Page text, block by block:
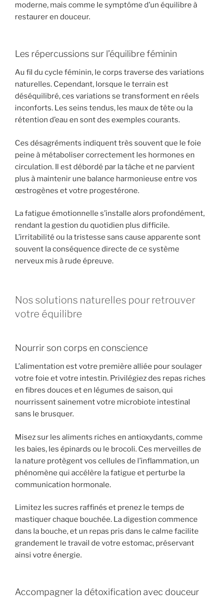
moderne, mais comme le symptôme d’un équilibre à
restaurer en douceur.
Les répercussions sur l’équilibre féminin
Au fil du cycle féminin, le corps traverse des variations
naturelles. Cependant, lorsque le terrain est
déséquilibré, ces variations se transforment en réels
inconforts. Les seins tendus, les maux de tête ou la
rétention d’eau en sont des exemples courants.
Ces désagréments indiquent très souvent que le foie
peine à métaboliser correctement les hormones en
circulation. Il est débordé par la tâche et ne parvient
plus à maintenir une balance harmonieuse entre vos
œstrogènes et votre progestérone.
La fatigue émotionnelle s’installe alors profondément,
rendant la gestion du quotidien plus difficile.
L’irritabilité ou la tristesse sans cause apparente sont
souvent la conséquence directe de ce système
nerveux mis à rude épreuve.
Nos solutions naturelles pour retrouver
votre équilibre
Nourrir son corps en conscience
L’alimentation est votre première alliée pour soulager
votre foie et votre intestin. Privilégiez des repas riches
en fibres douces et en légumes de saison, qui
nourrissent sainement votre microbiote intestinal
sans le brusquer.
Misez sur les aliments riches en antioxydants, comme
les baies, les épinards ou le brocoli. Ces merveilles de
la nature protègent vos cellules de l’inflammation, un
phénomène qui accélère la fatigue et perturbe la
communication hormonale.
Limitez les sucres raffinés et prenez le temps de
mastiquer chaque bouchée. La digestion commence
dans la bouche, et un repas pris dans le calme facilite
grandement le travail de votre estomac, préservant
ainsi votre énergie.
Accompagner la détoxification avec douceur